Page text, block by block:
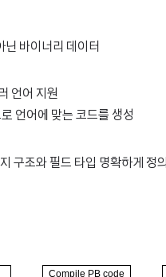
바이너리 데이터
언어 지원
언어에 맞는 코드를 생성
구조와 필드 타입 명확하게 정의